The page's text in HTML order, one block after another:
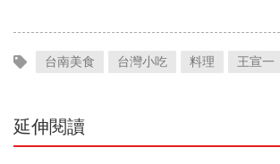
台南美食 台灣小吃 料理 王宣一
延伸閱讀